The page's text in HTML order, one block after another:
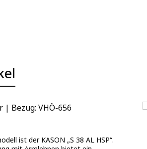
ist der KASON „S 38 AL HSP“.
mit Armlehnen bietet ein